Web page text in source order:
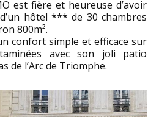
est fière et heureuse d’avoir
hôtel *** de 30 chambres
800m².
confort simple et efficace sur
avec son joli patio
de l’Arc de Triomphe.